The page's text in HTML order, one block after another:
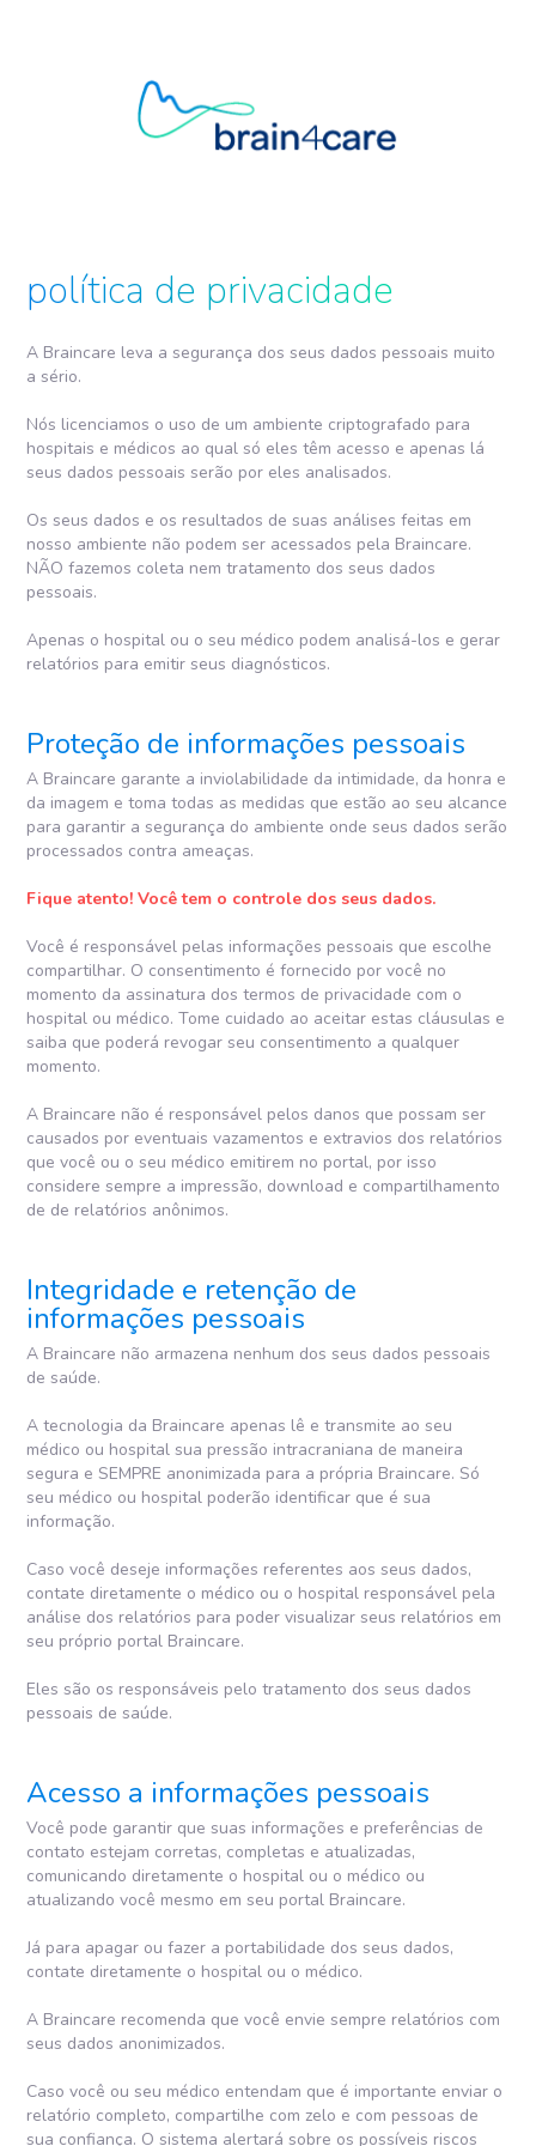
política de privacidade
A Braincare leva a segurança dos seus dados pessoais muito
a sério.
Nós licenciamos o uso de um ambiente criptografado para
hospitais e médicos ao qual só eles têm acesso e apenas lá
seus dados pessoais serão por eles analisados.
Os seus dados e os resultados de suas análises feitas em
nosso ambiente não podem ser acessados pela Braincare.
NÃO fazemos coleta nem tratamento dos seus dados
pessoais.
Apenas o hospital ou o seu médico podem analisá-los e gerar
relatórios para emitir seus diagnósticos.
Proteção de informações pessoais
A Braincare garante a inviolabilidade da intimidade, da honra e
da imagem e toma todas as medidas que estão ao seu alcance
para garantir a segurança do ambiente onde seus dados serão
processados contra ameaças.
Fique atento! Você tem o controle dos seus dados.
Você é responsável pelas informações pessoais que escolhe
compartilhar. O consentimento é fornecido por você no
momento da assinatura dos termos de privacidade com o
hospital ou médico. Tome cuidado ao aceitar estas cláusulas e
saiba que poderá revogar seu consentimento a qualquer
momento.
A Braincare não é responsável pelos danos que possam ser
causados por eventuais vazamentos e extravios dos relatórios
que você ou o seu médico emitirem no portal, por isso
considere sempre a impressão, download e compartilhamento
de de relatórios anônimos.
Integridade e retenção de
informações pessoais
A Braincare não armazena nenhum dos seus dados pessoais
de saúde.
A tecnologia da Braincare apenas lê e transmite ao seu
médico ou hospital sua pressão intracraniana de maneira
segura e SEMPRE anonimizada para a própria Braincare. Só
seu médico ou hospital poderão identificar que é sua
informação.
Caso você deseje informações referentes aos seus dados,
contate diretamente o médico ou o hospital responsável pela
análise dos relatórios para poder visualizar seus relatórios em
seu próprio portal Braincare.
Eles são os responsáveis pelo tratamento dos seus dados
pessoais de saúde.
Acesso a informações pessoais
Você pode garantir que suas informações e preferências de
contato estejam corretas, completas e atualizadas,
comunicando diretamente o hospital ou o médico ou
atualizando você mesmo em seu portal Braincare.
Já para apagar ou fazer a portabilidade dos seus dados,
contate diretamente o hospital ou o médico.
A Braincare recomenda que você envie sempre relatórios com
seus dados anonimizados.
Caso você ou seu médico entendam que é importante enviar o
relatório completo, compartilhe com zelo e com pessoas de
sua confiança. O sistema alertará sobre os possíveis riscos